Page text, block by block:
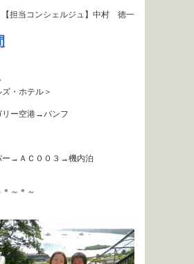
【担当コンシェルジュ】中村 徳一
ホテル＞
ー空港→バンフ
→ＡＣ００３→機内泊
～＊～